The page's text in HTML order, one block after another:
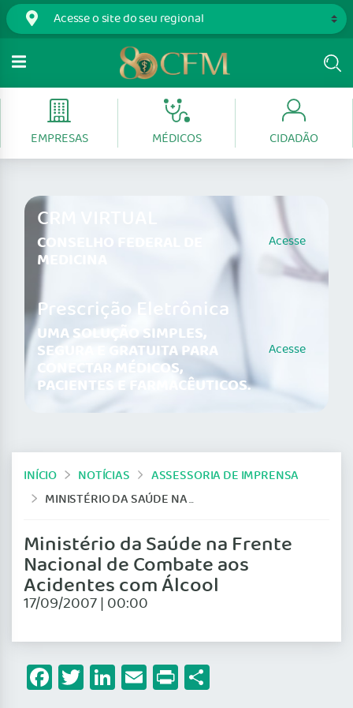
EMPRESAS MÉDICOS CIDADÃO
CRM VIRTUAL
CONSELHO FEDERAL DE
MEDICINA
Acesse
Prescrição Eletrônica
UMA SOLUÇÃO SIMPLES,
SEGURA E GRATUITA PARA
CONECTAR MÉDICOS,
PACIENTES E FARMACÊUTICOS.
Acesse
INÍCIO NOTÍCIAS
ASSESSORIA DE IMPRENSA
MINISTÉRIO DA SAÚDE NA FRENTE NACIONAL DE COMBATE AOS ACIDENTES COM ÁLCOOL
Ministério da Saúde na Frente
Nacional de Combate aos
Acidentes com Álcool
17/09/2007 | 00:00
Facebook
Twitter
LinkedIn
Email
Print